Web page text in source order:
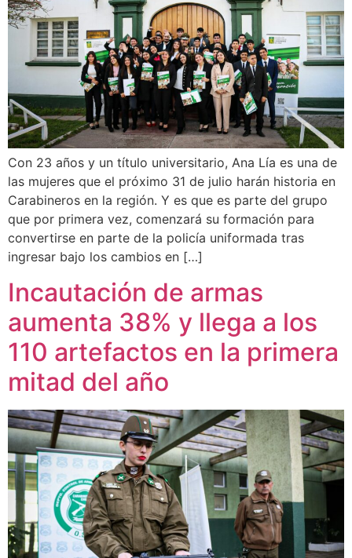
Con 23 años y un título universitario, Ana Lía es una de
las mujeres que el próximo 31 de julio harán historia en
Carabineros en la región. Y es que es parte del grupo
que por primera vez, comenzará su formación para
convertirse en parte de la policía uniformada tras
ingresar bajo los cambios en […]
Incautación de armas
aumenta 38% y llega a los
110 artefactos en la primera
mitad del año